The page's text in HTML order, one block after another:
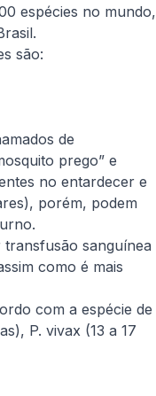
espécies no mundo,
são:
de
prego” e
no entardecer e
porém, podem
sanguínea
como é mais
com a espécie de
P. vivax (13 a 17